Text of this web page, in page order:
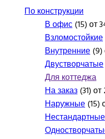
По конструкции
В офис(15) от
Взломостойкие
Внутренние(9)
Двустворчатые
Для коттеджа
На заказ(31)
Наружные(15)
Нестандартные